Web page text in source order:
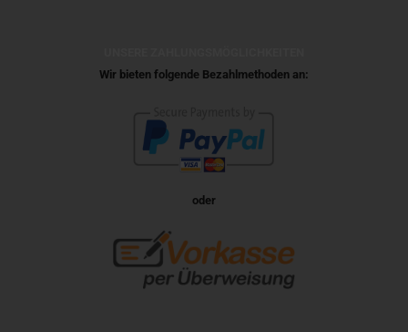
Wir bieten folgende Bezahlmethoden an:
oder